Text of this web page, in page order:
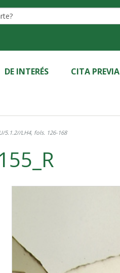
DE INTERÉS CITA PREVIA
5.1.2//LH4, fols. 126-168